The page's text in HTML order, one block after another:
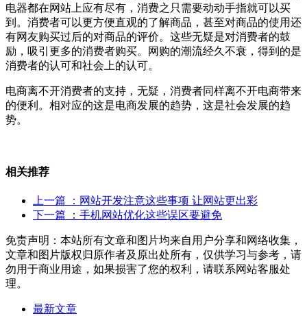
电器都在网站上应有尽有，消费之只需要动动手指就可以买
到。消费者可以更方便直观的了解商品，甚至对商品的使用还
有网友购买过后的对商品的评价。这些无疑是对消费者的鼓
励，吸引更多的消费者购买。网购的潮流经久不衰，得到的是
消费者的认可和社会上的认可。
电商离不开消费者的支持，无疑，消费者同样离不开电商带来
的便利。相对应的这是电商发展的趋势，这是社会发展的趋
势。
相关推荐
上一篇
：网站开发注意这些事项 让网站更出彩
下一篇
：手机网站优化这些误区要避免
免责声明：本站所有文章和图片均来自用户分享和网络收集，
文章和图片版权归原作者及原出处所有，仅供学习与参考，请
勿用于商业用途，如果损害了您的权利，请联系网站客服处
理。
最新文章